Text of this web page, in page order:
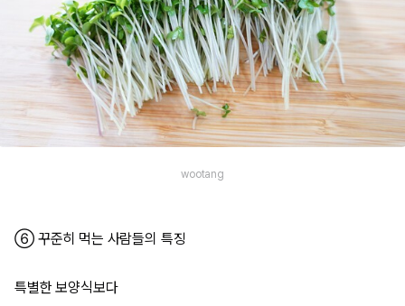
wootang
⑥ 꾸준히 먹는 사람들의 특징
특별한 보양식보다